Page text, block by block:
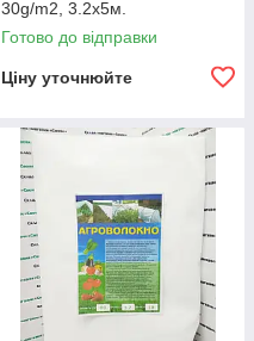
30g/m2, 3.2х5м.
Готово до відправки
Ціну уточнюйте